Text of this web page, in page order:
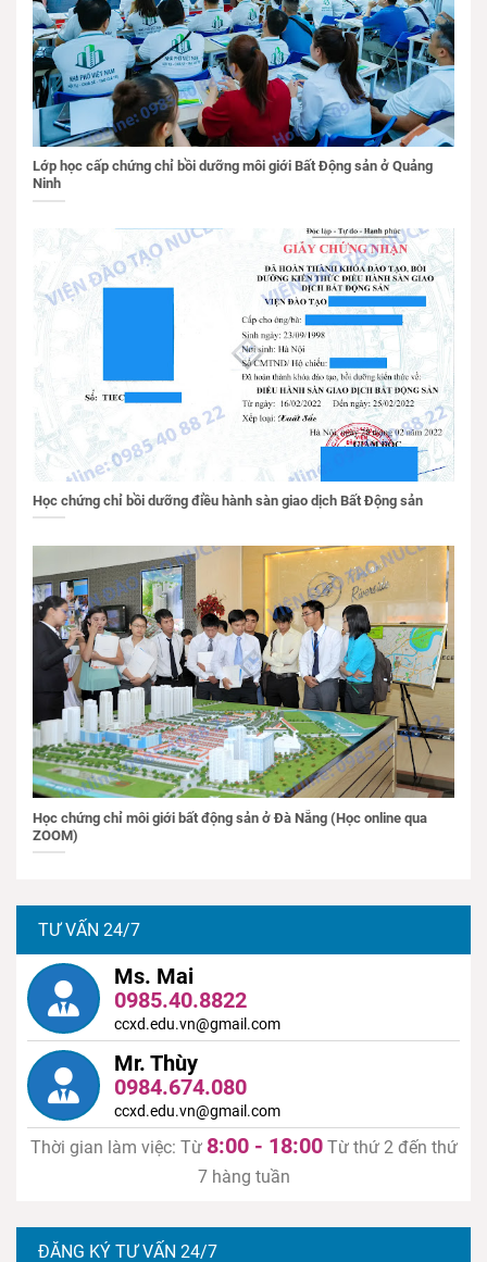
Lớp học cấp chứng chỉ bồi dưỡng môi giới Bất Động sản ở Quảng
Ninh
Học chứng chỉ bồi dưỡng điều hành sàn giao dịch Bất Động sản
Học chứng chỉ môi giới bất động sản ở Đà Nẵng (Học online qua
ZOOM)
TƯ VẤN 24/7
Ms. Mai
0985.40.8822
ccxd.edu.vn@gmail.com
Mr. Thùy
0984.674.080
ccxd.edu.vn@gmail.com
Thời gian làm việc: Từ 8:00 - 18:00Từ thứ 2 đến thứ
7 hàng tuần
ĐĂNG KÝ TƯ VẤN 24/7